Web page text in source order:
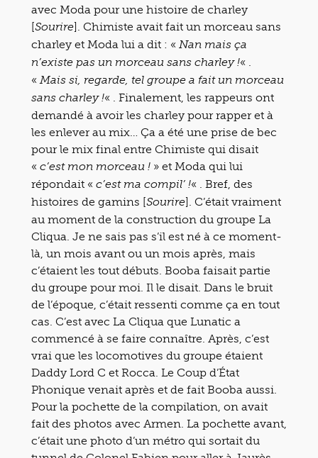
avec Moda pour une histoire de charley
[Sourire]. Chimiste avait fait un morceau sans
charley et Moda lui a dit : « Nan mais ça
n’existe pas un morceau sans charley !« .
« Mais si, regarde, tel groupe a fait un morceau
sans charley !« . Finalement, les rappeurs ont
demandé à avoir les charley pour rapper et à
les enlever au mix… Ça a été une prise de bec
pour le mix final entre Chimiste qui disait
« c’est mon morceau ! » et Moda qui lui
répondait « c’est ma compil’ !« . Bref, des
histoires de gamins [Sourire]. C’était vraiment
au moment de la construction du groupe La
Cliqua. Je ne sais pas s’il est né à ce moment-
là, un mois avant ou un mois après, mais
c’étaient les tout débuts. Booba faisait partie
du groupe pour moi. Il le disait. Dans le bruit
de l’époque, c’était ressenti comme ça en tout
cas. C’est avec La Cliqua que Lunatic a
commencé à se faire connaître. Après, c’est
vrai que les locomotives du groupe étaient
Daddy Lord C et Rocca. Le Coup d’État
Phonique venait après et de fait Booba aussi.
Pour la pochette de la compilation, on avait
fait des photos avec Armen. La pochette avant,
c’était une photo d’un métro qui sortait du